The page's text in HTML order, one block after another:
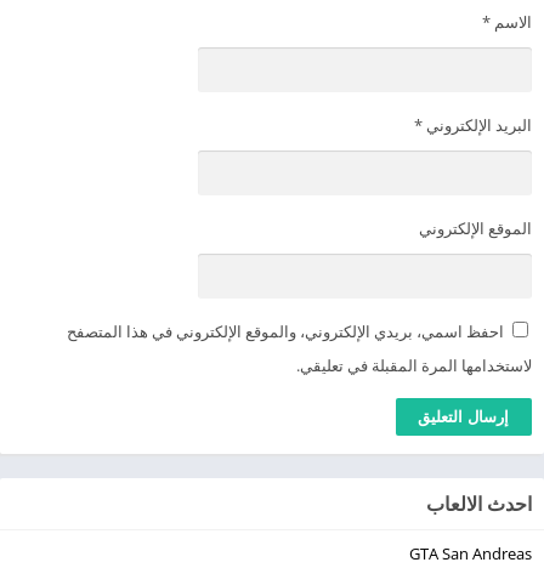
الاسم *
البريد الإلكتروني *
الموقع الإلكتروني
احفظ اسمي، بريدي الإلكتروني، والموقع الإلكتروني في هذا المتصفح
لاستخدامها المرة المقبلة في تعليقي.
احدث الالعاب
GTA San Andreas